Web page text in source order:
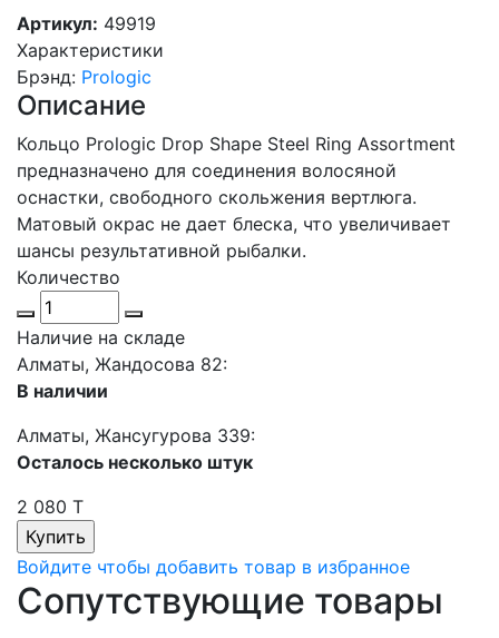
Артикул: 49919
Характеристики
Брэнд: Prologic
Описание
Кольцо Prologic Drop Shape Steel Ring Assortment
предназначено для соединения волосяной
оснастки, свободного скольжения вертлюга.
Матовый окрас не дает блеска, что увеличивает
шансы результативной рыбалки.
Количество
Наличие на складе
Алматы, Жандосова 82:
В наличии
Алматы, Жансугурова 339:
Осталось несколько штук
2 080 T
Войдите чтобы добавить товар в избранное
Сопутствующие товары